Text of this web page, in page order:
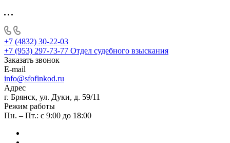
+7 (4832) 30-22-03
+7 (953) 297-73-77 Отдел судебного взыскания
Заказать звонок
E-mail
info@sfofinkod.ru
Адрес
г. Брянск, ул. Дуки, д. 59/11
Режим работы
Пн. – Пт.: с 9:00 до 18:00